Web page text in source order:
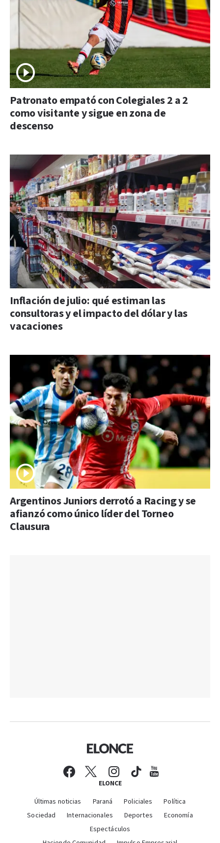
Patronato empató con Colegiales 2 a 2
como visitante y sigue en zona de
descenso
Inflación de julio: qué estiman las
consultoras y el impacto del dólar y las
vacaciones
Argentinos Juniors derrotó a Racing y se
afianzó como único líder del Torneo
Clausura
ELONCE
Últimas noticias Paraná Policiales
Política
Sociedad
Internacionales Deportes
Economía
Espectáculos